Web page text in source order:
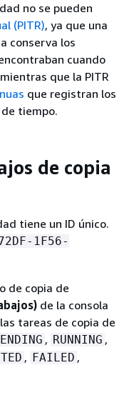
no se pueden
(PITR), ya que una
conserva los
cuando
que la PITR
que registran los
tiempo.
de copia
tiene un ID único.
1F56-
de copia de
de la consola
tareas de copia de
, RUNNING ,
, FAILED ,